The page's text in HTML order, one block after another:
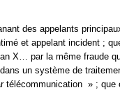
des appelants
et appelant incident ;
X… par la même fraude
un système de
télécommunication » ; que